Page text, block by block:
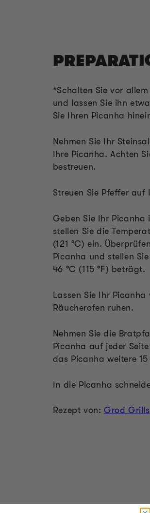
*Schalten Sie vor
und lassen Sie ihn
Sie Ihren Picanha
Nehmen Sie Ihr
Ihre Picanha. Achten
bestreuen.
Streuen Sie Pfeffer auf
Geben Sie Ihr Picanha
stellen Sie die
(121 °C) ein.
Picanha und stellen
46 °C (115 °F) beträgt.
Lassen Sie Ihr
Räucherofen ruhen.
Nehmen Sie die
Picanha auf jeder
das Picanha weitere
In die Picanha
Rezept von: Grod Grills